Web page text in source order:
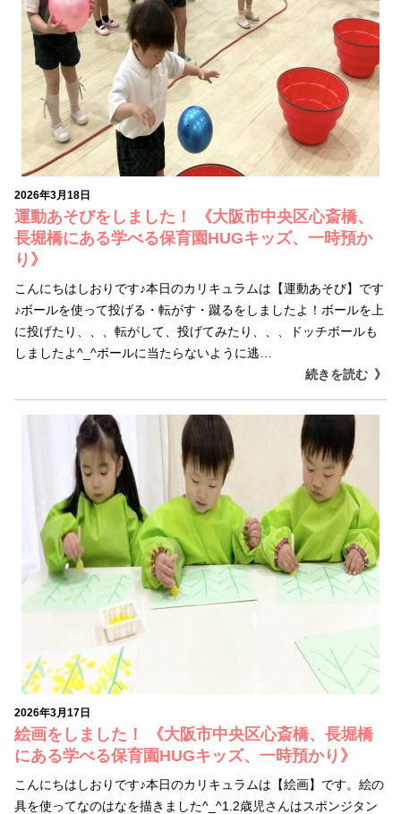
2026年3月18日
運動あそびをしました！ 《大阪市中央区心斎橋、
長堀橋にある学べる保育園HUGキッズ、一時預か
り》
こんにちはしおりです♪本日のカリキュラムは【運動あそび】です
♪ボールを使って投げる・転がす・蹴るをしましたよ！ボールを上
に投げたり、、、転がして、投げてみたり、、、ドッチボールも
しましたよ^_^ボールに当たらないように逃…
続きを読む
2026年3月17日
絵画をしました！ 《大阪市中央区心斎橋、長堀橋
にある学べる保育園HUGキッズ、一時預かり》
こんにちはしおりです♪本日のカリキュラムは【絵画】です。絵の
具を使ってなのはなを描きました^_^1.2歳児さんはスポンジタン